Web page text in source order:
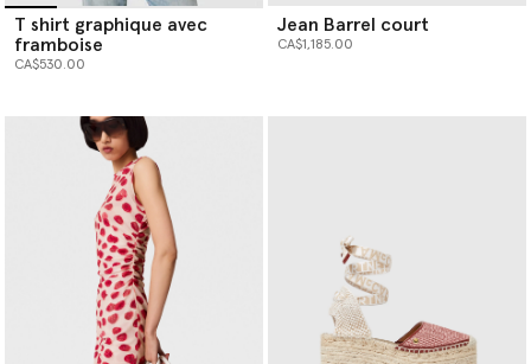
T shirt graphique avec
framboise
CA$530.00
Jean Barrel court
CA$1,185.00